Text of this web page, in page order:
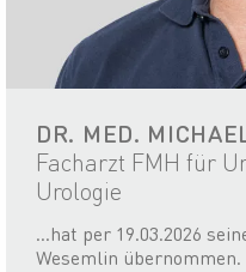
DR. MED.
Facharzt FMH für
Urologie
...hat per 19.03.2026
Wesemlin übernommen.